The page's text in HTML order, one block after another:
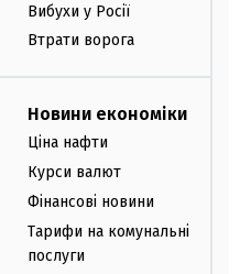
Вибухи у Росії
Втрати ворога
Новини економіки
Ціна нафти
Курси валют
Фінансові новини
Тарифи на комунальні
послуги